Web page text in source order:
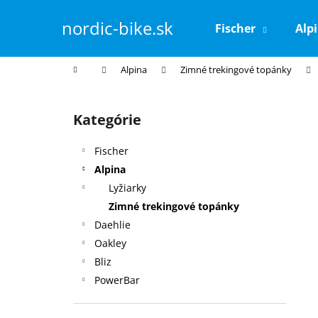
nordic-bike.sk Fischer
Domov Alpina Zimné trekingové topánky
Preskočiť
kategórie
Kategórie
Fischer
Alpina
Lyžiarky
Zimné trekingové topánky
Daehlie
Oakley
Bliz
PowerBar
í
Späť
do
Späť
do